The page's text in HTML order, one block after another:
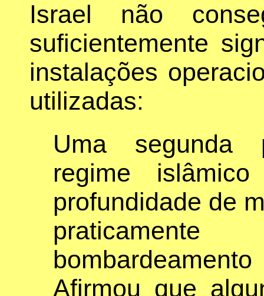
Israel não
suficientemente
instalações
utilizadas:
Uma segunda
regime
profundidade de
Afirmou que